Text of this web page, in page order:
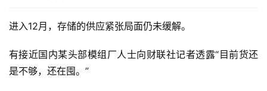
进入12月，存储的供应紧张局面仍未缓解。
有接近国内某头部模组厂人士向财联社记者透露“目前货还
是不够，还在囤。”